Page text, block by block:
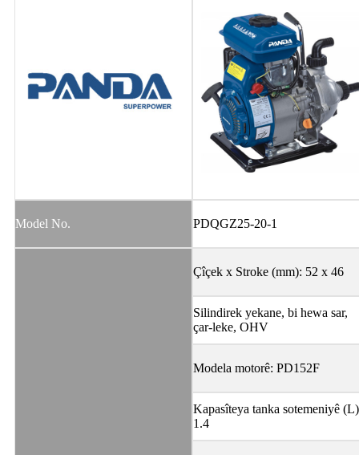
Model No. PDQGZ25-20-1
Çîçek x Stroke (mm): 52 x 46
Silindirek yekane, bi hewa sar,
çar-leke, OHV
Modela motorê: PD152F
Kapasîteya tanka sotemeniyê
1.4